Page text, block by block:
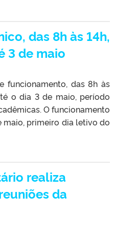
das 8h às 14h,
3 de maio
funcionamento, das 8h às
o dia 3 de maio, período
O funcionamento
primeiro dia letivo do
realiza
da